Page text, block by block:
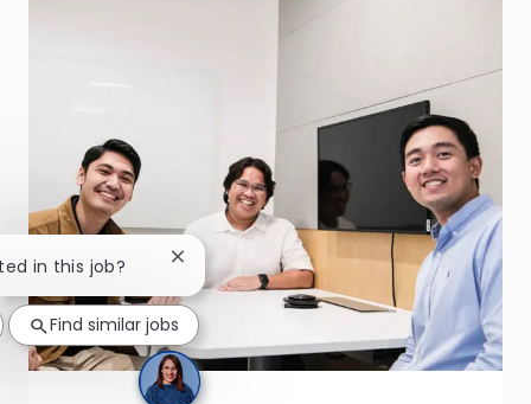
in this job? Close chatbot notification
Find similar jobs